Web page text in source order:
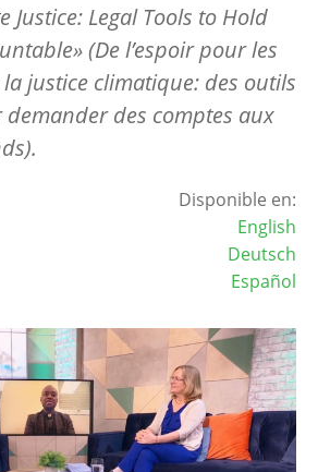
Justice: Legal Tools to Hold
(De l’espoir pour les
justice climatique: des outils
des comptes aux
Disponible en:
English
Deutsch
Español